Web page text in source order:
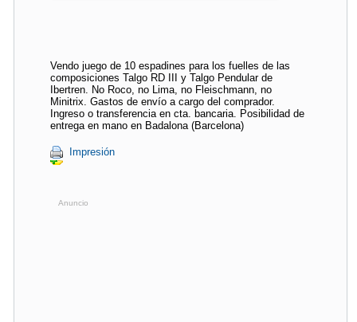
Vendo juego de 10 espadines para los fuelles de las
composiciones Talgo RD III y Talgo Pendular de
Ibertren. No Roco, no Lima, no Fleischmann, no
Minitrix. Gastos de envío a cargo del comprador.
Ingreso o transferencia en cta. bancaria. Posibilidad de
entrega en mano en Badalona (Barcelona)
Impresión
Anuncio